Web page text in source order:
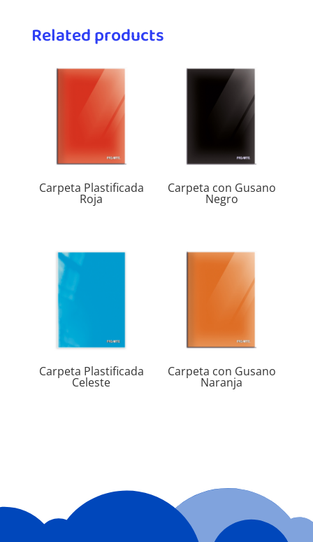
Related products
Carpeta Plastificada
Roja
Carpeta con Gusano
Negro
Carpeta Plastificada
Celeste
Carpeta con Gusano
Naranja